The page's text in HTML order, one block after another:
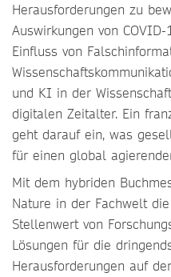
Herausforderungen zu
Auswirkungen von
Einfluss von
und KI in der
digitalen Zeitalter. Ein
geht darauf ein, was
für einen global
Mit dem hybriden
Nature in der Fachwelt
Stellenwert von
Lösungen für die
Herausforderungen auf